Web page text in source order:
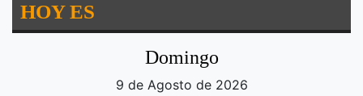
HOY ES
Domingo
9 de Agosto de 2026